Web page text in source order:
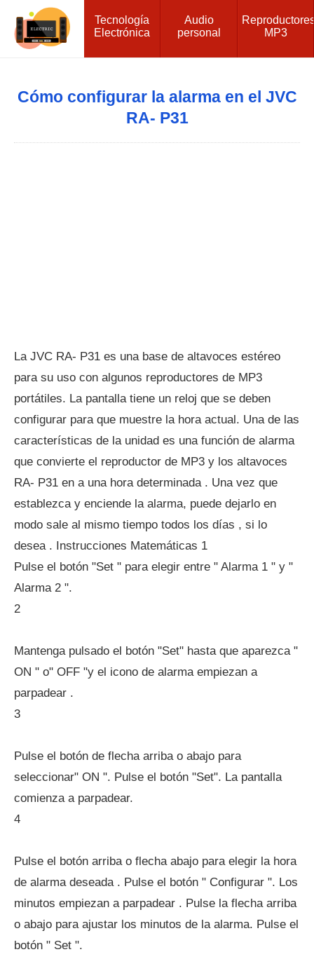
Tecnología
Electrónica
Audio
personal
MP3
Cómo configurar la alarma en el JVC
RA- P31
La JVC RA- P31 es una base de altavoces estéreo
para su uso con algunos reproductores de MP3
portátiles. La pantalla tiene un reloj que se deben
configurar para que muestre la hora actual. Una de las
características de la unidad es una función de alarma
que convierte el reproductor de MP3 y los altavoces
RA- P31 en a una hora determinada . Una vez que
establezca y enciende la alarma, puede dejarlo en
modo sale al mismo tiempo todos los días , si lo
desea . Instrucciones Matemáticas 1
Pulse el botón "Set " para elegir entre " Alarma 1 " y "
Alarma 2 ".
2
Mantenga pulsado el botón "Set" hasta que aparezca "
ON " o" OFF "y el icono de alarma empiezan a
parpadear .
3
Pulse el botón de flecha arriba o abajo para
seleccionar" ON ". Pulse el botón "Set". La pantalla
comienza a parpadear.
4
Pulse el botón arriba o flecha abajo para elegir la hora
de alarma deseada . Pulse el botón " Configurar ". Los
minutos empiezan a parpadear . Pulse la flecha arriba
o abajo para ajustar los minutos de la alarma. Pulse el
botón " Set ".